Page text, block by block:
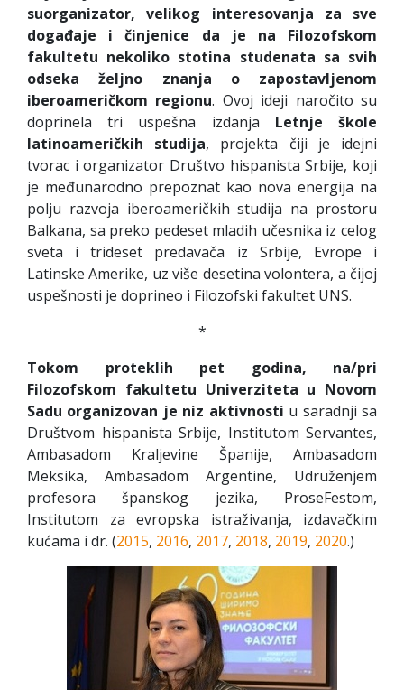
suorganizator, velikog interesovanja za sve
događaje i činjenice da je na Filozofskom
fakultetu nekoliko stotina studenata sa svih
odseka željno znanja o zapostavljenom
iberoameričkom regionu. Ovoj ideji naročito su
doprinela tri uspešna izdanja Letnje škole
latinoameričkih studija, projekta čiji je idejni
tvorac i organizator Društvo hispanista Srbije, koji
je međunarodno prepoznat kao nova energija na
polju razvoja iberoameričkih studija na prostoru
Balkana, sa preko pedeset mladih učesnika iz celog
sveta i trideset predavača iz Srbije, Evrope i
Latinske Amerike, uz više desetina volontera, a čijoj
uspešnosti je doprineo i Filozofski fakultet UNS.
*
Tokom proteklih pet godina, na/pri
Filozofskom fakultetu Univerziteta u Novom
Sadu organizovan je niz aktivnosti u saradnji sa
Društvom hispanista Srbije, Institutom Servantes,
Ambasadom Kraljevine Španije, Ambasadom
Meksika, Ambasadom Argentine, Udruženjem
profesora španskog jezika, ProseFestom,
Institutom za evropska istraživanja, izdavačkim
kućama i dr. (2015, 2016, 2017, 2018, 2019, 2020.)